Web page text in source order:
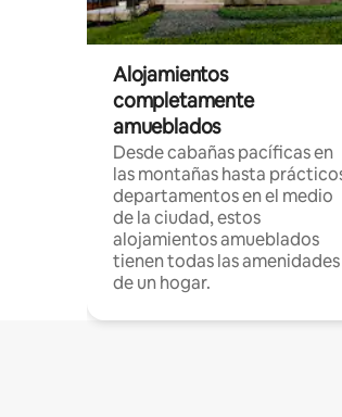
Alojamientos
completamente
amueblados
Desde cabañas pacíficas en
las montañas hasta
departamentos en el medio
de la ciudad, estos
alojamientos amueblados
tienen todas las amenidades
de un hogar.